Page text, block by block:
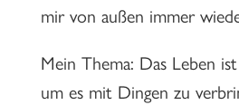
mir von außen immer
Mein Thema: Das Leben
um es mit Dingen zu